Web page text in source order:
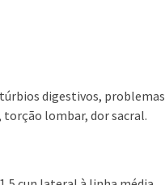
digestivos, problemas
lombar, dor sacral.